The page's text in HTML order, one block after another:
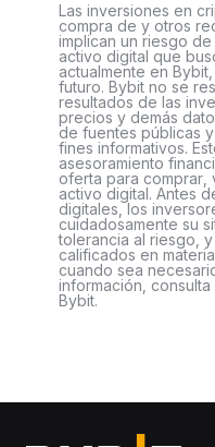
Las inversiones en
compra de y otros
implican un riesgo
activo digital que
actualmente en
futuro. Bybit no se
resultados de las
precios y demás
de fuentes públicas
fines informativos.
asesoramiento
oferta para comprar,
activo digital. Antes
digitales, los
cuidadosamente su
tolerancia al riesgo,
calificados en
cuando sea
información,
Bybit.